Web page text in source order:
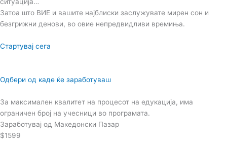
Затоа што ВИЕ и вашите најблиски заслужувате мирен сон и
безгрижни денови, во овие непредвидливи времиња.
Стартувај сега
Одбери од каде ќе заработуваш
За максимален квалитет на процесот на едукација, има
ограничен број на учесници во програмата.
Заработувај од Македонски Пазар
$1599